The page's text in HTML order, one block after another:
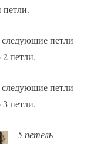
петли.
петли
2 петли.
петли
З петли.
5 петель